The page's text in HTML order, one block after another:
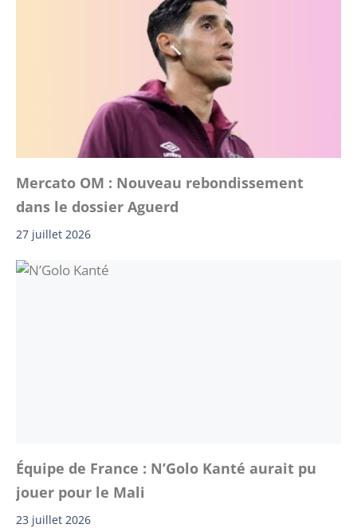
Mercato OM : Nouveau rebondissement
dans le dossier Aguerd
27 juillet 2026
Équipe de France : N’Golo Kanté aurait pu
jouer pour le Mali
23 juillet 2026